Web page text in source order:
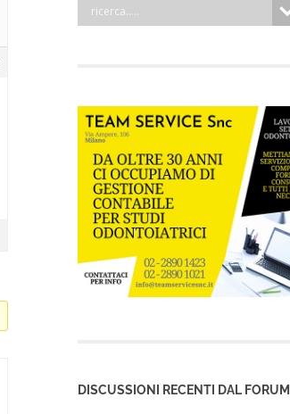
DISCUSSIONI RECENTI DAL FORUM